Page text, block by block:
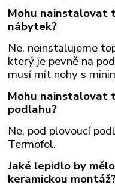
Mohu nainstalovat
nábytek?
Ne, neinstalujeme
který je pevně na
musí mít nohy s
Mohu nainstalovat
podlahu?
Ne, pod plovoucí
Termofol.
Jaké lepidlo by
keramickou